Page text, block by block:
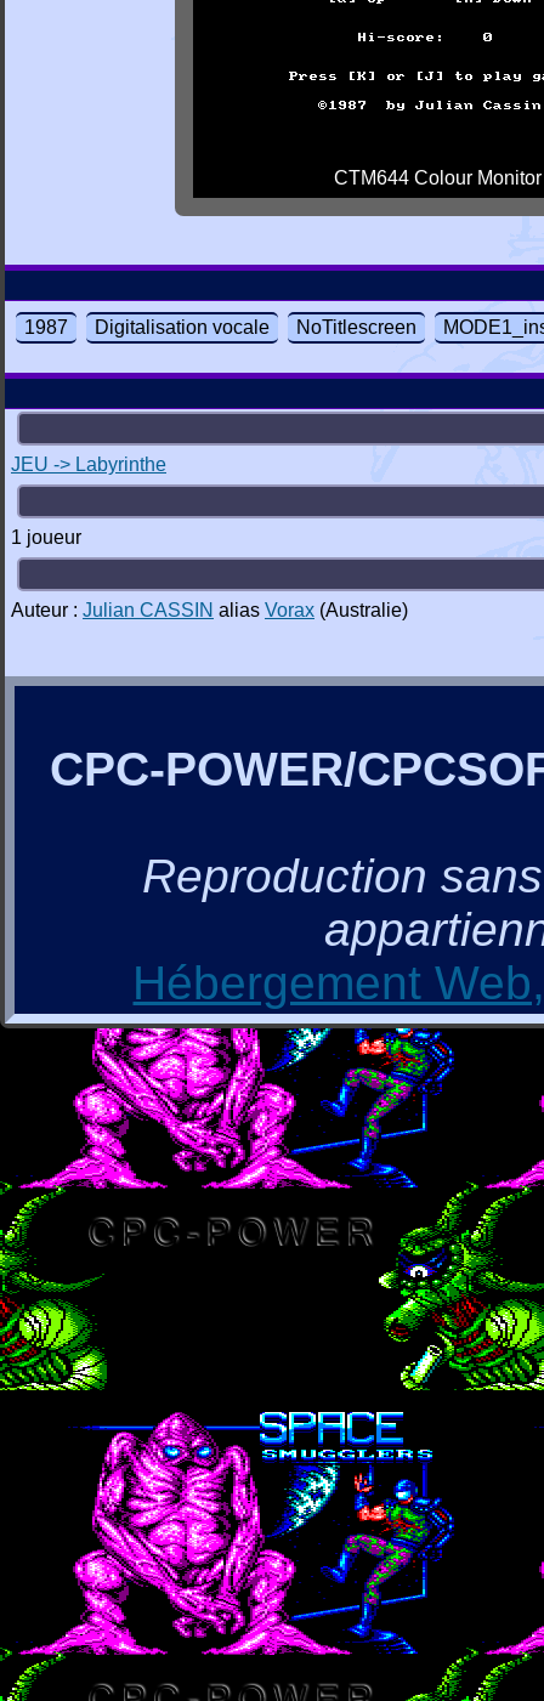
CTM644 Colour Monitor
1987 Digitalisation vocale NoTitlescreen
JEU -> Labyrinthe
1 joueur
Auteur : Julian CASSIN alias Vorax (Australie)
CPC-POWER/
Reproduction
Hébergement